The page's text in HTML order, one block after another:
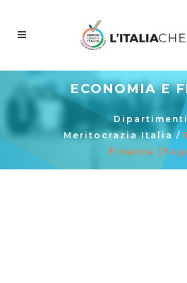
ECONOMIA E
Dipartimenti
Meritocrazia Italia/
Finanza